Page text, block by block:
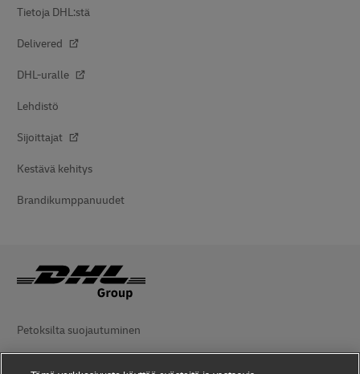
Tietoja DHL:stä
Delivered
DHL-uralle
Lehdistö
Sijoittajat
Kestävä kehitys
Brandikumppanuudet
Petoksilta suojautuminen